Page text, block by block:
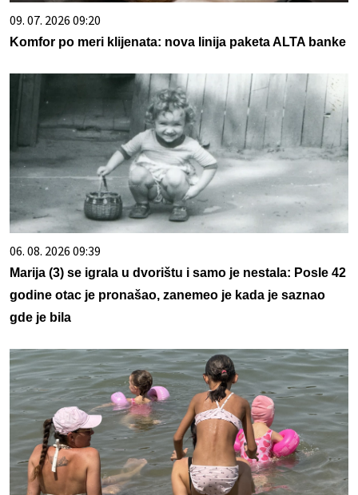
09. 07. 2026 09:20
Komfor po meri klijenata: nova linija paketa ALTA banke
06. 08. 2026 09:39
Marija (3) se igrala u dvorištu i samo je nestala: Posle 42
godine otac je pronašao, zanemeo je kada je saznao
gde je bila